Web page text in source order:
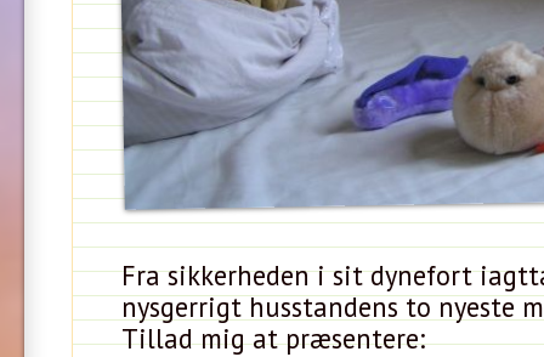
Fra sikkerheden i sit dynefort
nysgerrigt husstandens to nyeste
Tillad mig at præsentere: